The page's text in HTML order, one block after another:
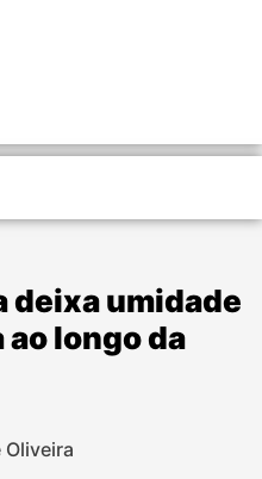
deixa umidade
ao longo da
Oliveira